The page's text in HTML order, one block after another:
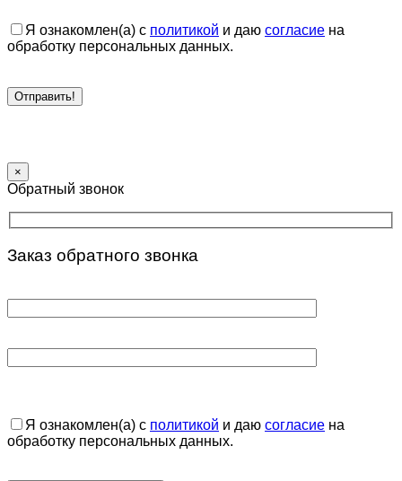
Я ознакомлен(а) с политикой и даю согласие на
обработку персональных данных.
×
Обратный звонок
Заказ обратного звонка
Я ознакомлен(а) с политикой и даю согласие на
обработку персональных данных.